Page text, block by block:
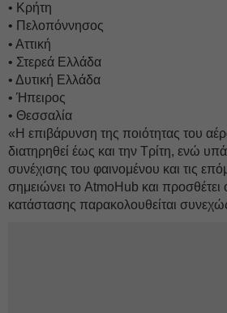
• Κρήτη
• Πελοπόννησος
• Αττική
• Στερεά Ελλάδα
• Δυτική Ελλάδα
• Ήπειρος
• Θεσσαλία
«Η επιβάρυνση της ποιότητας του
διατηρηθεί έως και την Τρίτη, ενώ
συνέχισης του φαινομένου και τις
σημειώνει το AtmoHub και προσθέτει
κατάστασης παρακολουθείται